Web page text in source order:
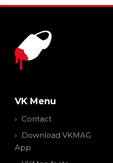
VK Menu
Contact
Download VKMAG
App